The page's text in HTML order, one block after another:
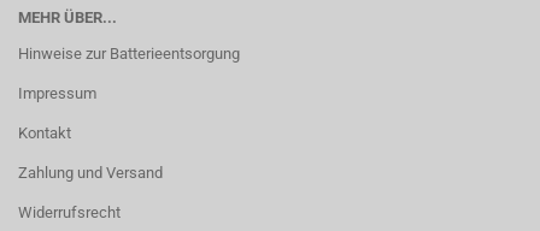
MEHR ÜBER...
Hinweise zur Batterieentsorgung
Impressum
Kontakt
Zahlung und Versand
Widerrufsrecht